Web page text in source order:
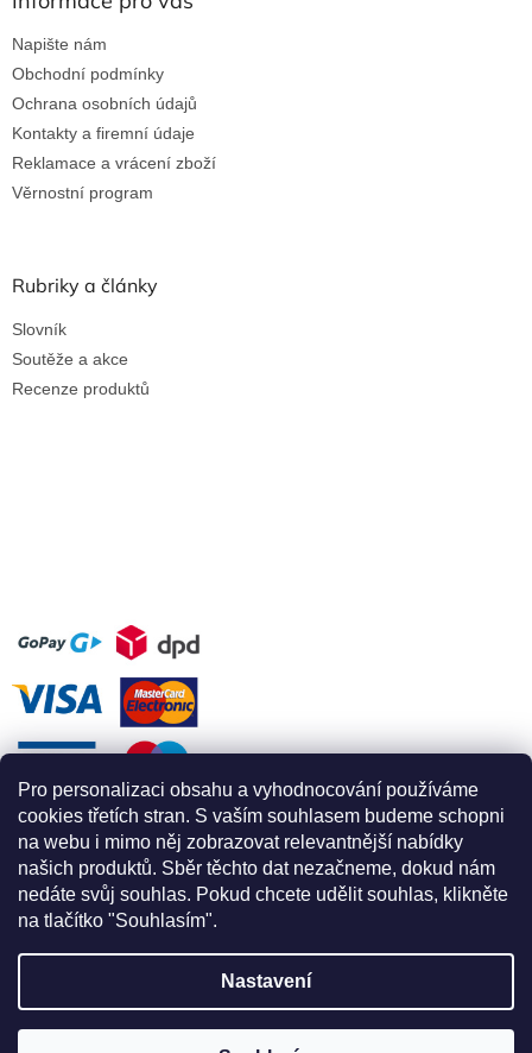
Pro personalizaci obsahu a vyhodnocování používáme
cookies třetích stran. S vaším souhlasem budeme schopni
na webu i mimo něj zobrazovat relevantnější nabídky
našich produktů. Sběr těchto dat nezačneme, dokud nám
nedáte svůj souhlas. Pokud chcete udělit souhlas, klikněte
na tlačítko "Souhlasím".
Nastavení
Napište nám
Obchodní podmínky
Ochrana osobních údajů
Kontakty a firemní údaje
Reklamace a vrácení zboží
Věrnostní program
Rubriky a články
Slovník
Soutěže a akce
Recenze produktů
Vytvořil Shoptet